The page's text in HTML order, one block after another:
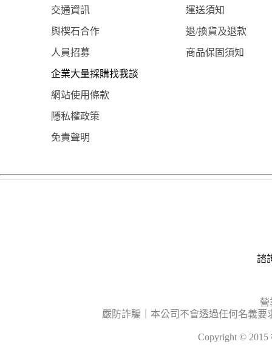
交通資訊 運送須知
與楔石合作 退/換貨及退款
人員招募 商品保固須知
企業大量採購找我談
網站使用條款
隱私權政策
免責聲明
諮
營
嚴防詐騙｜本公司不會透過任何名義
Copyright ©